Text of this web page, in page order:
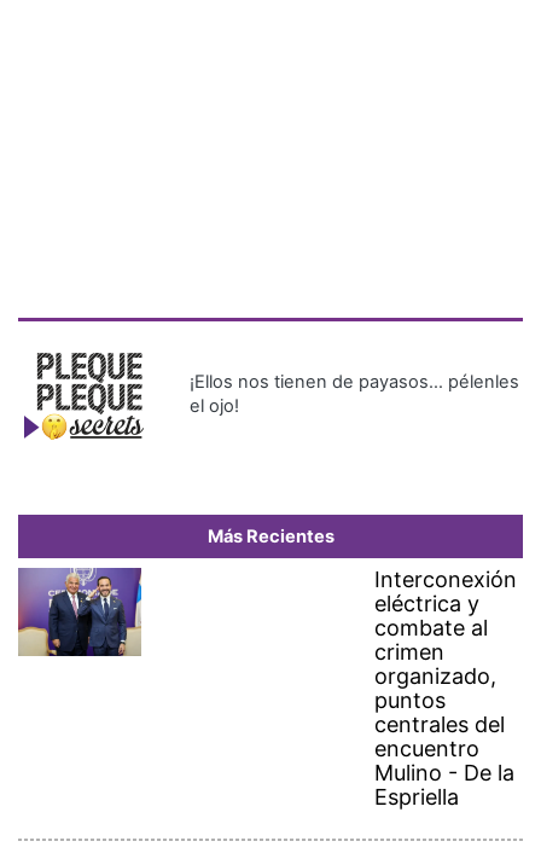
¡Ellos nos tienen de payasos… pélenles
el ojo!
Más Recientes
Interconexión
eléctrica y
combate al
crimen
organizado,
puntos
centrales del
encuentro
Mulino - De la
Espriella